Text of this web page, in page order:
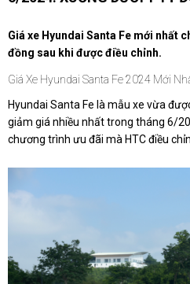
Giá xe Hyundai Santa Fe mới nhất
đồng sau khi được điều chỉnh.
Giá Xe Hyundai Santa Fe 2024 Mới
Hyundai Santa Fe là mẫu xe vừa
giảm giá nhiều nhất trong tháng 6/
chương trình ưu đãi mà HTC điều